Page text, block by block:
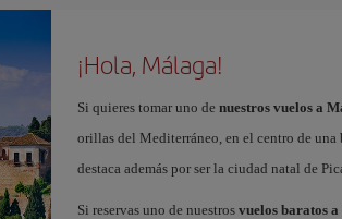
¡Hola, Málaga!
Si quieres tomar uno de nuestros vuelos a
orillas del Mediterráneo, en el centro de una
destaca además por ser la ciudad natal de
Si reservas uno de nuestros vuelos baratos